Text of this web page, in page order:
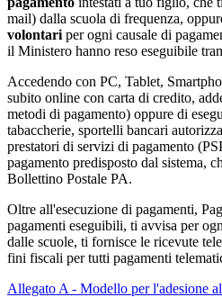
mail) dalla scuola di frequenza,
volontari per ogni causale di
il Ministero hanno reso eseguibile
Accedendo con PC, Tablet,
subito online con carta di credito,
metodi di pagamento) oppure di
tabaccherie, sportelli bancari
prestatori di servizi di pagamento
pagamento predisposto dal sistema,
Bollettino Postale PA.
Oltre all'esecuzione di pagamenti,
pagamenti eseguibili, ti avvisa per
dalle scuole, ti fornisce le ricevute
fini fiscali per tutti pagamenti
Allegato A - Modello per l'adesione